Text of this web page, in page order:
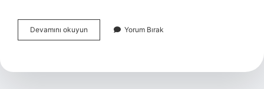
Devamını okuyun Patlıcan
Yemeğinin
Gider
Yorum Bırak